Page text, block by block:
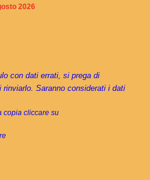
2026
con dati errati, si prega di
rinviarlo. Saranno considerati i dati
copia cliccare su